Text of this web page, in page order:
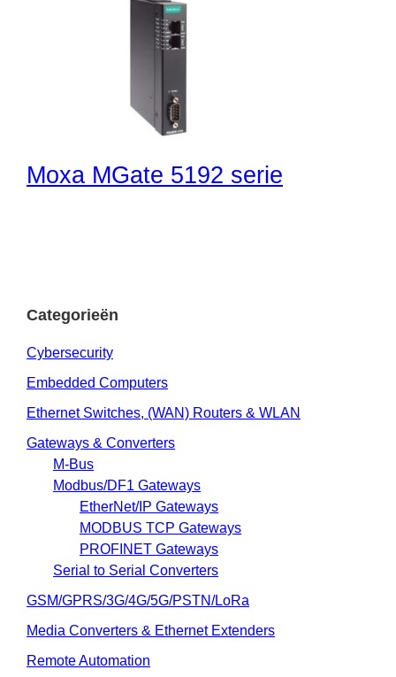
Moxa MGate 5192 serie
Categorieën
Cybersecurity
Embedded Computers
Ethernet Switches, (WAN) Routers & WLAN
Gateways & Converters
M-Bus
Modbus/DF1 Gateways
EtherNet/IP Gateways
MODBUS TCP Gateways
PROFINET Gateways
Serial to Serial Converters
GSM/GPRS/3G/4G/5G/PSTN/LoRa
Media Converters & Ethernet Extenders
Remote Automation